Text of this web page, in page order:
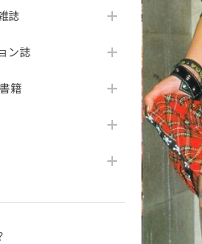
誌
ン誌
籍